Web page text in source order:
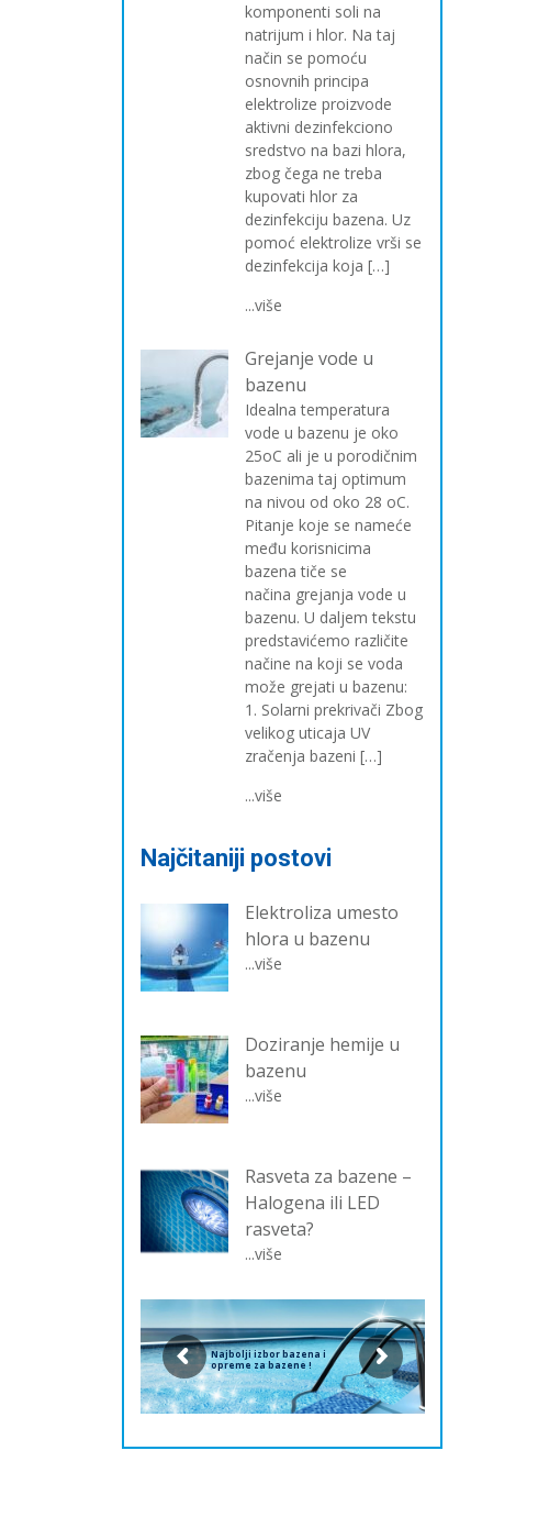
komponenti soli na
natrijum i hlor. Na taj
način se pomoću
osnovnih principa
elektrolize proizvode
aktivni dezinfekciono
sredstvo na bazi hlora,
zbog čega ne treba
kupovati hlor za
dezinfekciju bazena. Uz
pomoć elektrolize vrši se
dezinfekcija koja […]
...više
Grejanje vode u
bazenu
Idealna temperatura
vode u bazenu je oko
25oC ali je u porodičnim
bazenima taj optimum
na nivou od oko 28 oC.
Pitanje koje se nameće
među korisnicima
bazena tiče se
načina grejanja vode u
bazenu. U daljem tekstu
predstavićemo različite
načine na koji se voda
može grejati u bazenu:
1. Solarni prekrivači Zbog
velikog uticaja UV
zračenja bazeni […]
...više
Najčitaniji postovi
Elektroliza umesto
hlora u bazenu
...više
Doziranje hemije u
bazenu
...više
Rasveta za bazene –
Halogena ili LED
rasveta?
...više
Najbolji izbor bazena i
opreme za bazene !